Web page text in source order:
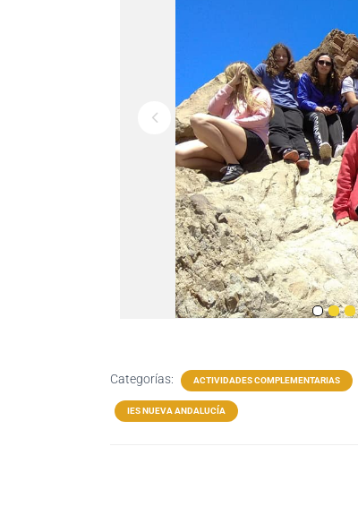
Categorías: ACTIVIDADES COMPLEMENTARIAS
IES NUEVA ANDALUCÍA